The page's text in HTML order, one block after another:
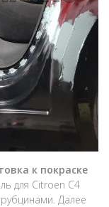
к покраске
для Citroen C4
Далее